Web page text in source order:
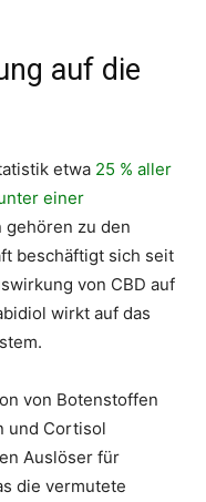
auf die
etwa 25 % aller
einer
gehören zu den
beschäftigt sich seit
von CBD auf
wirkt auf das
von Botenstoffen
und Cortisol
Auslöser für
die vermutete